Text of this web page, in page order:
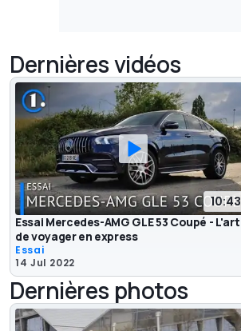
Dernières vidéos
10:43
Essai Mercedes-AMG GLE 53 Coupé - L'art
de voyager en express
Essai
14 Jul 2022
Dernières photos